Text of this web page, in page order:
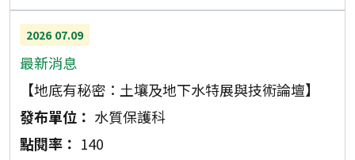
2026 07.09
最新消息
【地底有秘密：土壤及地下水特展與技術論壇】
水質保護科
140